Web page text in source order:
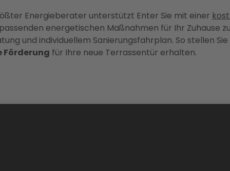
Energieberater unterstützt Enter Sie mit einer
energetischen Maßnahmen für Ihr Zuhause
und individuellem Sanierungsfahrplan. So stellen Sie
für Ihre neue Terrassentür erhalten.